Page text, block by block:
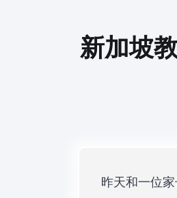
新加坡
昨天和一位